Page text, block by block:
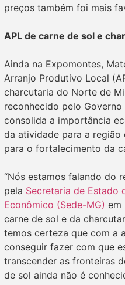
preços também foi mais
APL de carne de sol e
Ainda na Expomontes,
Arranjo Produtivo Local
charcutaria do Norte de
reconhecido pelo
consolida a importância
da atividade para a
para o fortalecimento da
“Nós estamos falando do
pela Secretaria de Estado
Econômico (Sede-MG) em
carne de sol e da
temos certeza que com a
conseguir fazer com que
transcender as fronteiras
de sol ainda não é